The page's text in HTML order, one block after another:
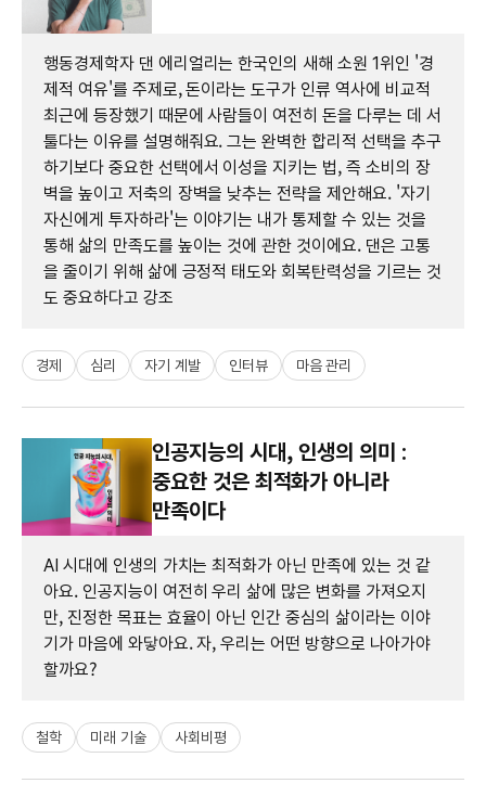
행동경제학자 댄 에리얼리는 한국인의 새해 소원 1위인 '경
제적 여유'를 주제로, 돈이라는 도구가 인류 역사에 비교적
최근에 등장했기 때문에 사람들이 여전히 돈을 다루는 데 서
툴다는 이유를 설명해줘요. 그는 완벽한 합리적 선택을 추구
하기보다 중요한 선택에서 이성을 지키는 법, 즉 소비의 장
벽을 높이고 저축의 장벽을 낮추는 전략을 제안해요. '자기
자신에게 투자하라'는 이야기는 내가 통제할 수 있는 것을
통해 삶의 만족도를 높이는 것에 관한 것이에요. 댄은 고통
을 줄이기 위해 삶에 긍정적 태도와 회복탄력성을 기르는 것
도 중요하다고 강조
경제 심리 자기 계발 인터뷰 마음 관리
인공지능의 시대, 인생의 의미 :
중요한 것은 최적화가 아니라
만족이다
AI 시대에 인생의 가치는 최적화가 아닌 만족에 있는 것 같
아요. 인공지능이 여전히 우리 삶에 많은 변화를 가져오지
만, 진정한 목표는 효율이 아닌 인간 중심의 삶이라는 이야
기가 마음에 와닿아요. 자, 우리는 어떤 방향으로 나아가야
할까요?
철학 미래 기술 사회비평